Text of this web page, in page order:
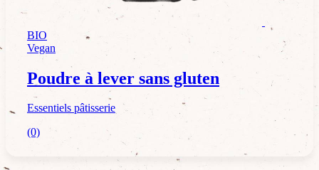
BIO
Vegan
Poudre à lever sans gluten
Essentiels pâtisserie
(0)